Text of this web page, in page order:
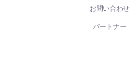
お問い合わせ
パートナー